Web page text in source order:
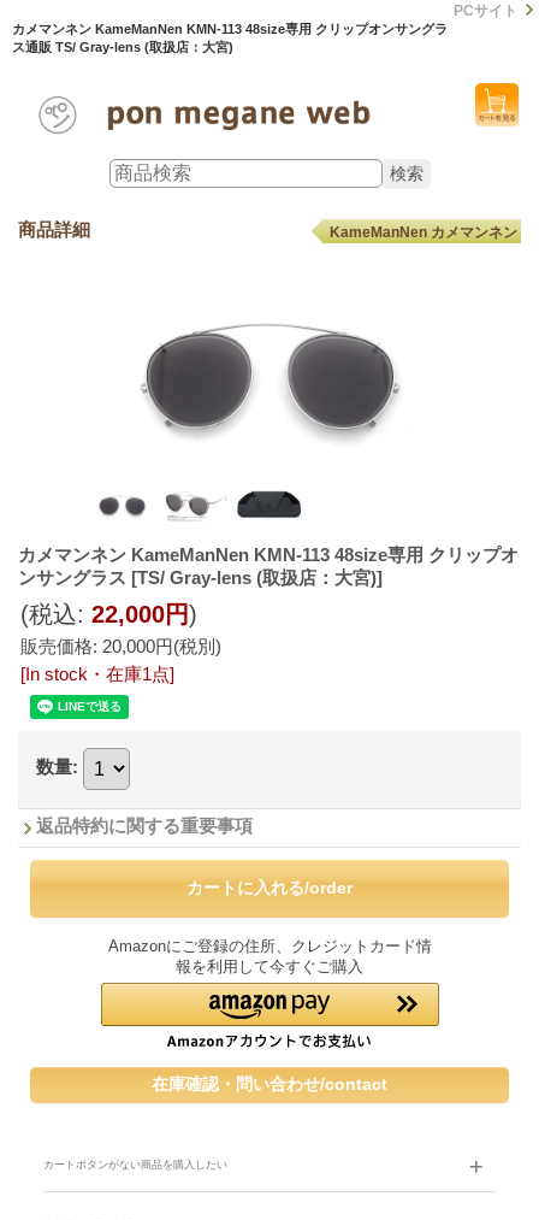
カメマンネン KameManNen KMN-113 48size専用 クリップオンサングラ
ス通販 TS/ Gray-lens (取扱店：大宮)
PCサイト
商品詳細 KameManNen カメマンネン
カメマンネン KameManNen KMN-113 48size専用 クリップオ
ンサングラス [TS/ Gray-lens (取扱店：大宮)]
販売価格: 20,000円(税別)
(税込: 22,000円)
[In stock・在庫1点]
数量:
返品特約に関する重要事項
Amazonにご登録の住所、クレジットカード情
報を利用して今すぐご購入
カートボタンがない商品を購入したい